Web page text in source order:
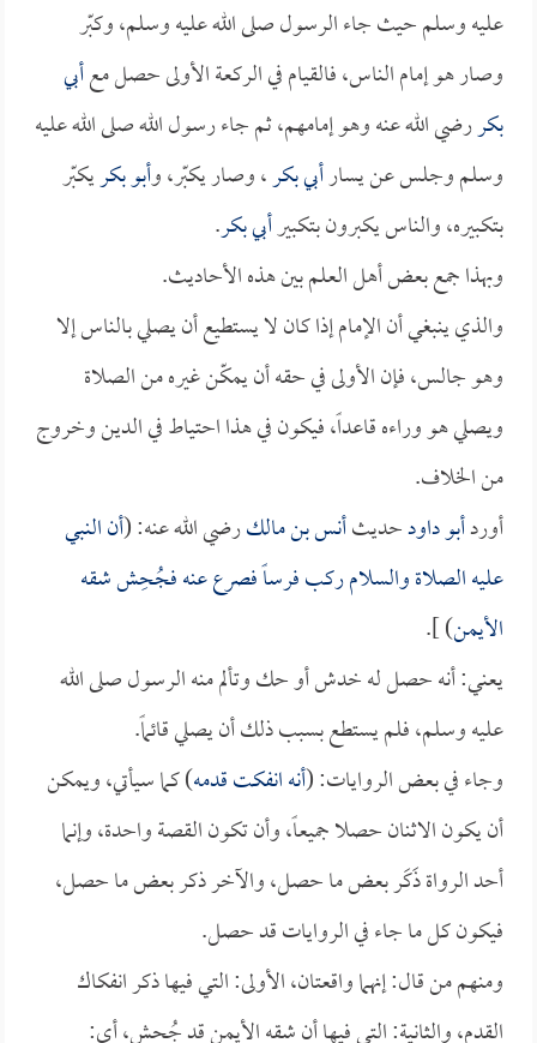
عليه وسلم حيث جاء الرسول صلى الله عليه وسلم، وكبّر
وصار هو إمام الناس، فالقيام في الركعة الأولى حصل معأبي
بكررضي الله عنه وهو إمامهم، ثم جاء رسول الله صلى الله عليه
وسلم وجلس عن يسارأبي بكر، وصار يكبّر، وأبو بكريكبّر
بتكبيره، والناس يكبرون بتكبيرأبي بكر.
وبهذا جمع بعض أهل العلم بين هذه الأحاديث.
والذي ينبغي أن الإمام إذا كان لا يستطيع أن يصلي بالناس إلا
وهو جالس، فإن الأولى في حقه أن يمكّن غيره من الصلاة
ويصلي هو وراءه قاعداً، فيكون في هذا احتياط في الدين وخروج
من الخلاف.
أوردأبو داودحديثأنس بن مالكرضي الله عنه: (أن النبي
عليه الصلاة والسلام ركب فرساً فصرع عنه فجُحِش شقه
الأيمن) ].
يعني: أنه حصل له خدش أو حك وتألم منه الرسول صلى الله
عليه وسلم، فلم يستطع بسبب ذلك أن يصلي قائماً.
وجاء في بعض الروايات: (أنه انفكت قدمه) كما سيأتي، ويمكن
أن يكون الاثنان حصلا جميعاً، وأن تكون القصة واحدة، وإنما
أحد الرواة ذَكَر بعض ما حصل، والآخر ذكر بعض ما حصل،
فيكون كل ما جاء في الروايات قد حصل.
ومنهم من قال: إنهما واقعتان، الأولى: التي فيها ذكر انفكاك